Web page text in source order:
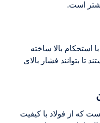
است.
استحکام بالا ساخته
بتوانند فشار بالای
که از فولاد با کیفیت